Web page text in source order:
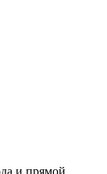
и прямой